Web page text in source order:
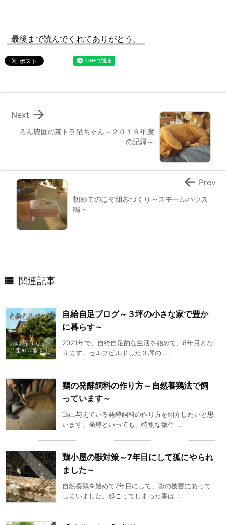
最後まで読んでくれてありがとう。
ろん農園の茶トラ猫ちゃん～２０１６年度
の記録～

Next
初めてのほぞ組みづくり～スモールハウス
編～
 Prev
 関連記事
自給自足ブログ～３坪の小さな家で豊か
に暮らす～
2021年で、自給自足的な生活を始めて、8年目とな
ります。セルフビルドした３坪の ...
鶏の発酵飼料の作り方～自然養鶏法で飼
っています～
鶏に与えている発酵飼料の作り方を紹介したいと思
います。発酵といっても、特別な微生 ...
鶏小屋の獣対策～7年目にして狐にやられ
ました～
自然養鶏を始めて7年目にして、獣の被害にあって
しまいました。起こってしまった事は ...